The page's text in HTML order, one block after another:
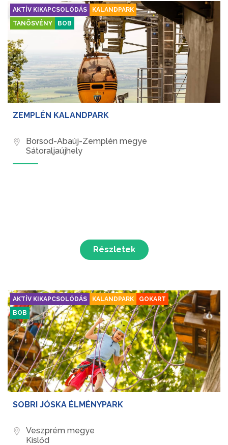
AKTÍV KIKAPCSOLÓDÁS
KALANDPARK
TANÖSVÉNY
BOB
ZEMPLÉN KALANDPARK
Borsod-Abaúj-Zemplén megye
Sátoraljaújhely
Részletek
AKTÍV KIKAPCSOLÓDÁS KALANDPARK
GOKART
BOB
SOBRI JÓSKA ÉLMÉNYPARK
Veszprém megye
Kislőd